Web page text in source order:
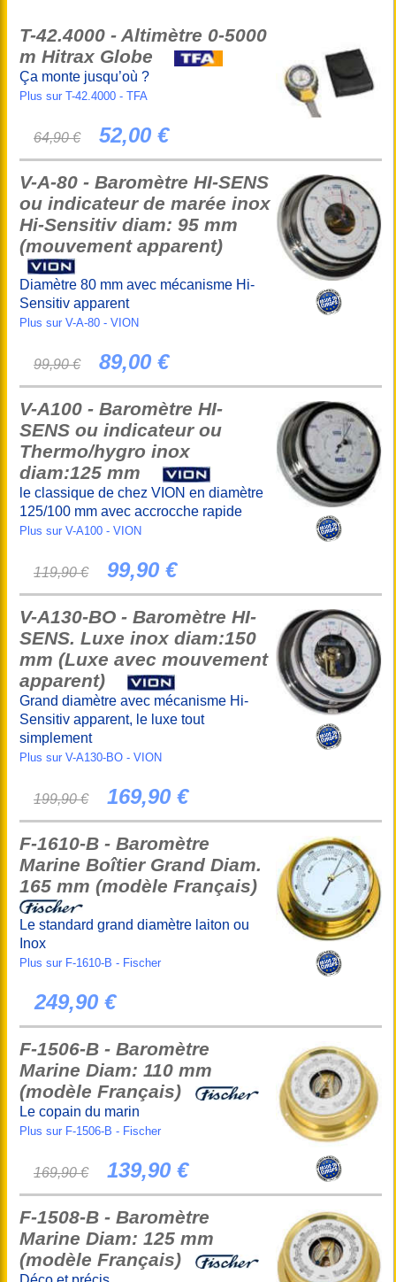
T-42.4000 - Altimètre 0-5000
m Hitrax Globe
Ça monte jusqu’où ?
Plus sur T-42.4000 - TFA
64,90 € 52,00 €
V-A-80 - Baromètre HI-SENS
ou indicateur de marée inox
Hi-Sensitiv diam: 95 mm
(mouvement apparent)
Diamètre 80 mm avec mécanisme Hi-
Sensitiv apparent
Plus sur V-A-80 - VION
99,90 € 89,00 €
V-A100 - Baromètre HI-
SENS ou indicateur ou
Thermo/hygro inox
diam:125 mm
le classique de chez VION en diamètre
125/100 mm avec accrocche rapide
Plus sur V-A100 - VION
119,90 € 99,90 €
V-A130-BO - Baromètre HI-
SENS. Luxe inox diam:150
mm (Luxe avec mouvement
apparent)
Grand diamètre avec mécanisme Hi-
Sensitiv apparent, le luxe tout
simplement
Plus sur V-A130-BO - VION
199,90 € 169,90 €
F-1610-B - Baromètre
Marine Boîtier Grand Diam.
165 mm (modèle Français)
Le standard grand diamètre laiton ou
Inox
Plus sur F-1610-B - Fischer
249,90 €
F-1506-B - Baromètre
Marine Diam: 110 mm
(modèle Français)
Le copain du marin
Plus sur F-1506-B - Fischer
169,90 € 139,90 €
F-1508-B - Baromètre
Marine Diam: 125 mm
(modèle Français)